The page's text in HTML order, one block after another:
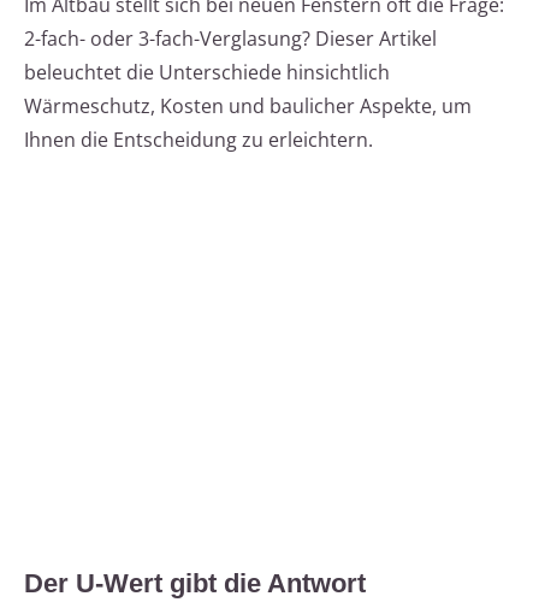
2-fach- oder 3-fach-Verglasung? Dieser Artikel
beleuchtet die Unterschiede hinsichtlich
Wärmeschutz, Kosten und baulicher Aspekte, um
Ihnen die Entscheidung zu erleichtern.
Der U-Wert gibt die Antwort